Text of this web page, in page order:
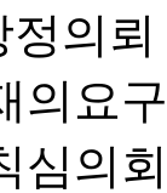
정의
의요
심의